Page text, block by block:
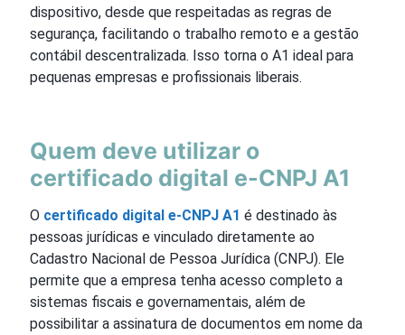
dispositivo, desde que respeitadas as regras de
segurança, facilitando o trabalho remoto e a gestão
contábil descentralizada. Isso torna o A1 ideal para
pequenas empresas e profissionais liberais.
Quem deve utilizar o
certificado digital e-CNPJ A1
O certificado digital e-CNPJ A1 é destinado às
pessoas jurídicas e vinculado diretamente ao
Cadastro Nacional de Pessoa Jurídica (CNPJ). Ele
permite que a empresa tenha acesso completo a
sistemas fiscais e governamentais, além de
possibilitar a assinatura de documentos em nome da